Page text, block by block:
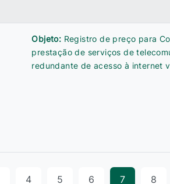
Objeto: Registro de preço para
prestação de serviços de
redundante de acesso à internet
4 5 6 7 8